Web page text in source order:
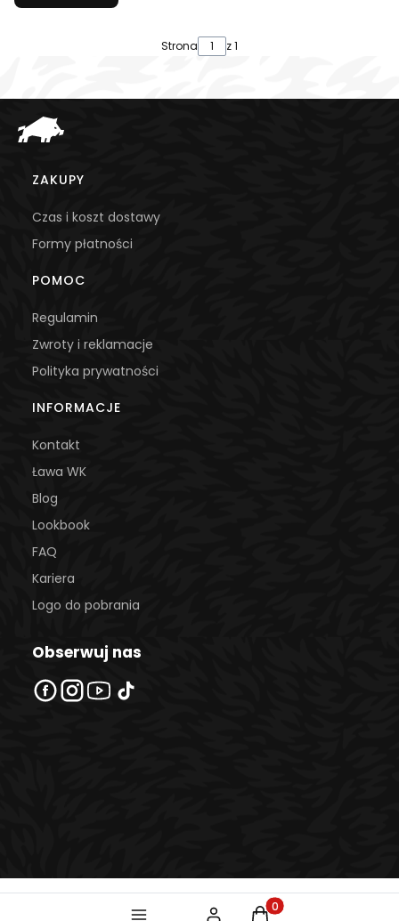
Produkty w koszyku:
Strona z 1
Linki w stopce
ZAKUPY
Czas i koszt dostawy
Formy płatności
POMOC
Regulamin
Zwroty i reklamacje
Polityka prywatności
INFORMACJE
Kontakt
Ława WK
Blog
Lookbook
FAQ
Kariera
Logo do pobrania
Obserwuj nas
Sklep internetowy Shoper Premium